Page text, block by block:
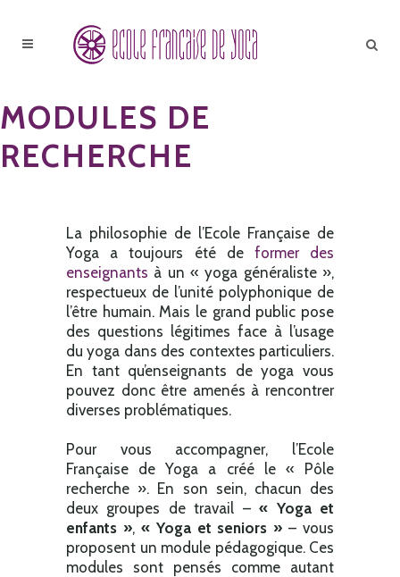
MODULES DE
RECHERCHE
La philosophie de l’Ecole Française de
Yoga a toujours été de former des
enseignants à un « yoga généraliste »,
respectueux de l’unité polyphonique de
l’être humain. Mais le grand public pose
des questions légitimes face à l’usage
du yoga dans des contextes particuliers.
En tant qu’enseignants de yoga vous
pouvez donc être amenés à rencontrer
diverses problématiques.
Pour vous accompagner, l’Ecole
Française de Yoga a créé le « Pôle
recherche ». En son sein, chacun des
deux groupes de travail –« Yoga et
enfants », « Yoga et seniors » – vous
proposent un module pédagogique. Ces
modules sont pensés comme autant